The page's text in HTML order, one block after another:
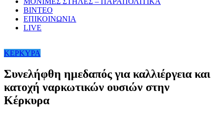
ΒΙΝΤΕΟ
ΕΠΙΚΟΙΝΩΝΙΑ
LIVE
ΚΕΡΚΥΡΑ
Συνελήφθη ημεδαπός για καλλιέργεια και
κατοχή ναρκωτικών ουσιών στην
Κέρκυρα